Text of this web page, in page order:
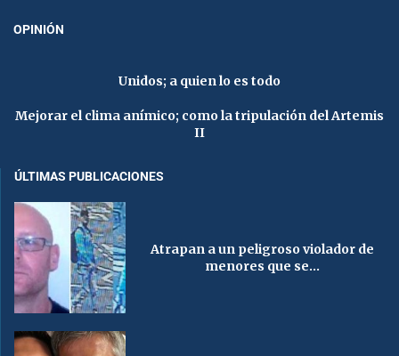
OPINIÓN
Unidos; a quien lo es todo
Mejorar el clima anímico; como la tripulación del Artemis
II
ÚLTIMAS PUBLICACIONES
Atrapan a un peligroso violador de
menores que se...